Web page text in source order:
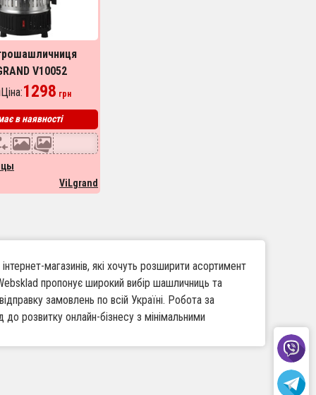
V10052
1298 грн
в наявності
ViLgrand
магазинів, які хочуть розширити асортимент
пропонує широкий вибір шашличниць та
замовлень по всій Україні. Робота за
розвитку онлайн-бізнесу з мінімальними